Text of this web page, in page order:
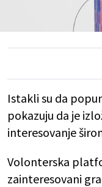
Istakli su da
pokazuju da je
interesovanje
Volonterska
zainteresovani